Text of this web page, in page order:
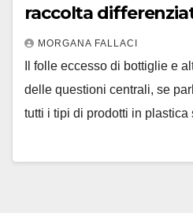
raccolta
MORGANA FALLACI
Il folle eccesso di bottiglie e
delle questioni centrali, se
tutti i tipi di prodotti in